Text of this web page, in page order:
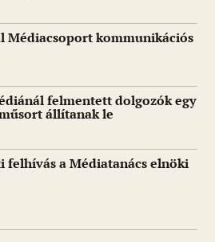
Médiacsoport kommunikációs
felmentett dolgozók egy
állítanak le
felhívás a Médiatanács elnöki